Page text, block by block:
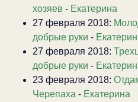
хозяев - Екатерина
27 февраля 2018:
добрые руки -
27 февраля 2018:
добрые руки -
23 февраля 2018:
Черепаха - Екатерина